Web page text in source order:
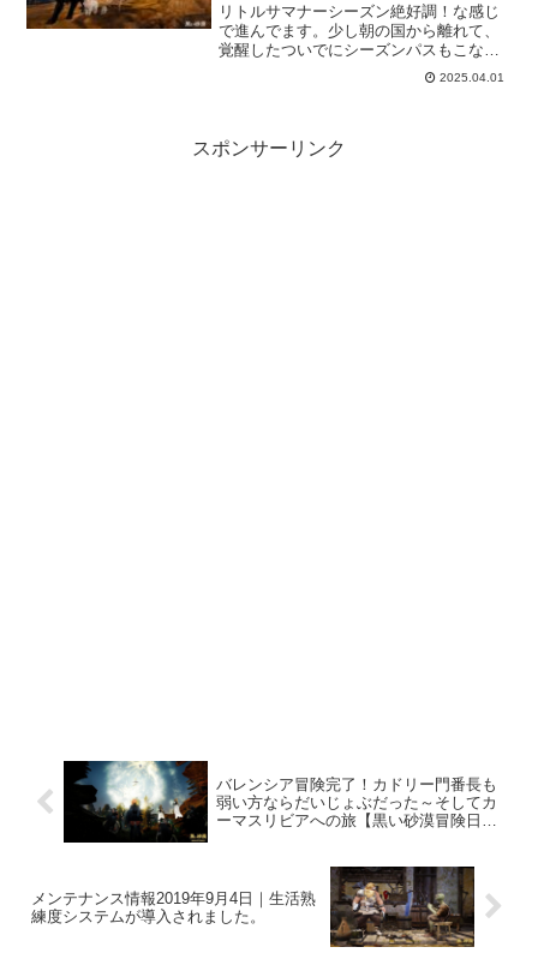
リトルサマナーシーズン絶好調！な感じ
で進んでます。少し朝の国から離れて、
覚醒したついでにシーズンパスもこなし
ておこうかと、カドリー廃墟にやってき
ました。そこで、まさかの古代兵器の侵
2025.04.01
スポンサーリンク
バレンシア冒険完了！カドリー門番長も
弱い方ならだいじょぶだった～そしてカ
ーマスリビアへの旅【黒い砂漠冒険日誌
メンテナンス情報2019年9月4日｜生活熟
練度システムが導入されました。